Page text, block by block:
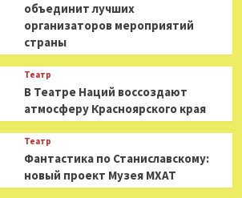
объединит лучших
организаторов мероприятий
страны
Театр
В Театре Наций воссоздают
атмосферу Красноярского края
Театр
Фантастика по Станиславскому:
новый проект Музея МХАТ